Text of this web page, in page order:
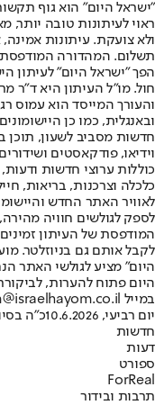
"ישראל היום" הוא גוף
ראוי לעיתונות טובה יותר,
ולא צועקת. עיתונות אמינה,
הפך "ישראל היום" לעיתון
חול. מו"ל העיתון היא ד"ר
והעורך המייסד הוא עמוס
חדשות מסביב לשעון, תוכן
וידיאו, פודקאסטים
כוללות ערוצי חדשות ודעות,
לאוויר האתר החדש
לספק לגולשים חוויה
המודפסת של העיתון
לקבל אותם גם בניוזלטר.
היום" מציע לגולשי האתר
היום פתוח להערות,
במייל hayom@israelhayom.co.il.
יום רביעי, 10.6.2026
כ"ה
חדשות
דעות
ספורט
ForReal
תרבות ובידור